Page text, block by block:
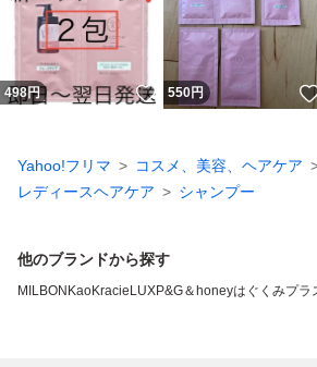
498円 いいね！
550円
Yahoo!フリマ
コスメ、美容、ヘアケア
レディースヘアケア
シャンプー
他のブランドから探す
MILBON KaoKracie LUXP&G＆honeyはぐくみプラ